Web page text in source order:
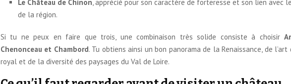
Le Château de Chinon , apprécié pour son caractère de forteresse et son lien avec
de la région.
Si tu ne peux en faire que trois, une combinaison très solide consiste à choisir
Chenonceau et Chambord. Tu obtiens ainsi un bon panorama de la Renaissance, de l’art
royal et de la diversité des paysages du Val de Loire.